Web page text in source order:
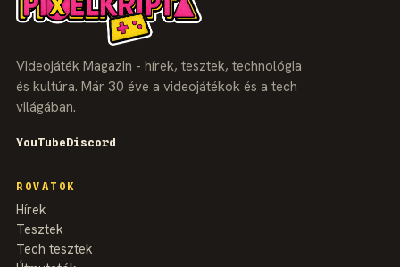
Videojáték Magazin - hírek, tesztek, technológia
és kultúra. Már 30 éve a videojátékok és a tech
világában.
YouTubeDiscord
ROVATOK
Hírek
Tesztek
Tech tesztek